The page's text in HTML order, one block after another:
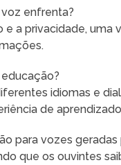
enfrenta?
e a privacidade,
idiomas e
de
para vozes geradas
que os ouvintes